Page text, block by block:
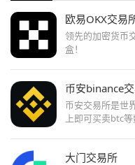
欧易OKX交易
领先的加密货币
盒！
币安binance
币安交易所是世
上即可买卖btc等
大门交易所